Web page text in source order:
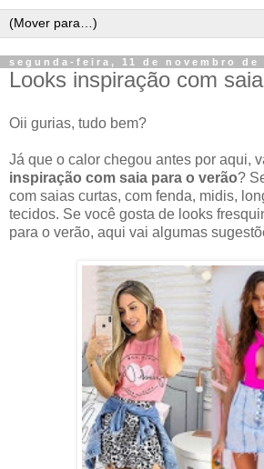
segunda-feira, 11 de novembro de
Looks inspiração com
Oii gurias, tudo bem?
Já que o calor chegou antes por aqui,
inspiração com saia para o verão?
com saias curtas, com fenda, midis,
tecidos. Se você gosta de looks
para o verão, aqui vai algumas